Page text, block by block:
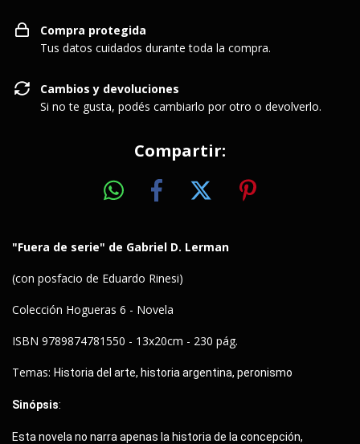
Compra protegida
Tus datos cuidados durante toda la compra.
Cambios y devoluciones
Si no te gusta, podés cambiarlo por otro o devolverlo.
Compartir:
"Fuera de serie" de Gabriel D. Lerman
(con posfacio de Eduardo Rinesi)
Colección Hogueras 6 - Novela
ISBN 9789874781550 - 13x20cm - 230 pág.
Temas: Historia del arte, historia argentina, peronismo
Sinópsis:
Esta novela no narra apenas la historia de la concepción,